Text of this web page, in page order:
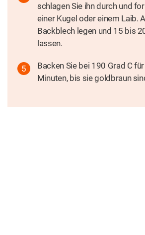
schlagen Sie ihn durch und
einer Kugel oder einem Laib.
Backblech legen und 15 bis
lassen.
Backen Sie bei 190 Grad C
Minuten, bis sie goldbraun